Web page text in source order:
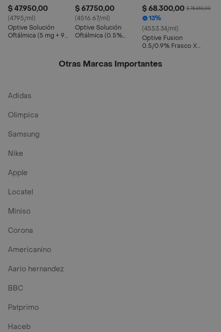
$ 47.950,00
(4795/ml)
Optive Solución
Oftálmica (5 mg + 9
$ 67.750,00
(4516.67/ml)
Optive Solución
Oftálmica (0.5%
$ 68.300,00 $ 78.450,00
13%
(4553.34/ml)
Optive Fusion
0.5/0.9% Frasco X
Otras Marcas Importantes
Adidas
Olimpica
Samsung
Nike
Apple
Locatel
Miniso
Corona
Americanino
Aario hernandez
BBC
Patprimo
Haceb